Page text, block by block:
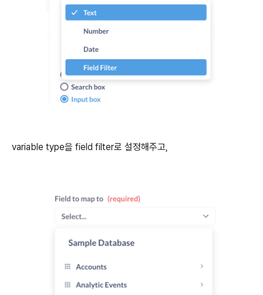
variable type을 field filter로 설정해주고,